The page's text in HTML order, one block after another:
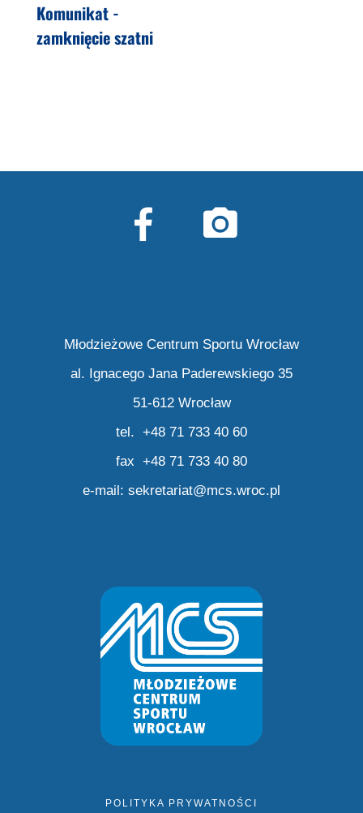
Komunikat -
zamknięcie szatni
Młodzieżowe Centrum Sportu Wrocław
al. Ignacego Jana Paderewskiego 35
51-612 Wrocław
tel. +48 71 733 40 60
fax +48 71 733 40 80
e-mail: sekretariat@mcs.wroc.pl
POLITYKA PRYWATNOŚCI